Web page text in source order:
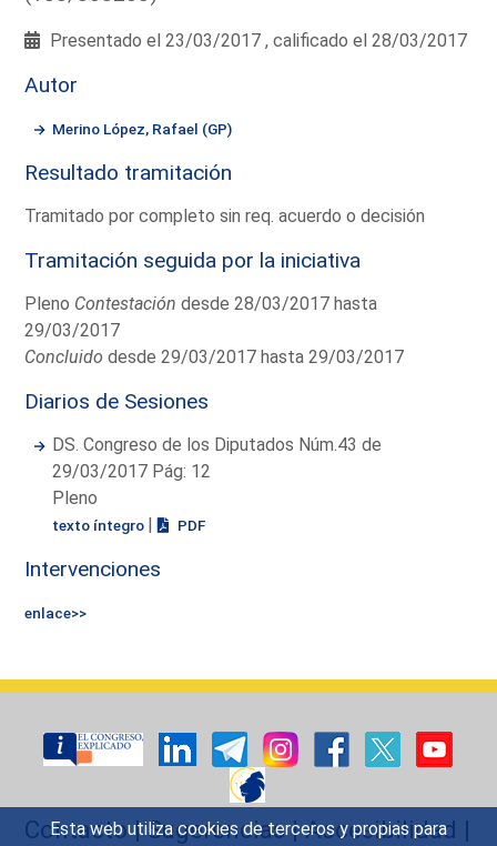
Esta web utiliza cookies de terceros y propias para
Presentado el 23/03/2017 , calificado el 28/03/2017
Autor
Merino López, Rafael (GP)
Resultado tramitación
Tramitado por completo sin req. acuerdo o decisión
Tramitación seguida por la iniciativa
Pleno Contestación desde 28/03/2017 hasta
29/03/2017
Concluido desde 29/03/2017 hasta 29/03/2017
Diarios de Sesiones
DS. Congreso de los Diputados Núm.43 de
29/03/2017 Pág: 12
Pleno
texto íntegro | PDF
Intervenciones
enlace>>
Contacto|Sugerencias|Accesibilidad |